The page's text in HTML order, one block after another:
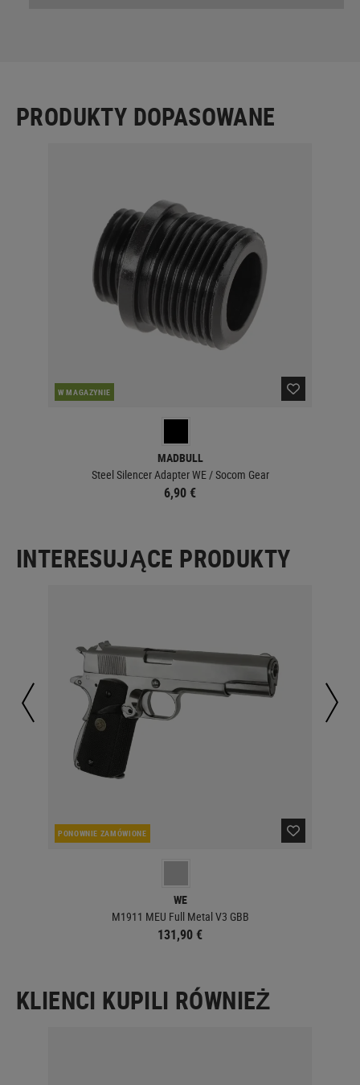
PRODUKTY DOPASOWANE
W MAGAZYNIE
MADBULL
Steel Silencer Adapter WE / Socom Gear
6,90 €
INTERESUJĄCE PRODUKTY
PONOWNIE ZAMÓWIONE
WE
M1911 MEU Full Metal V3 GBB
131,90 €
KLIENCI KUPILI RÓWNIEŻ